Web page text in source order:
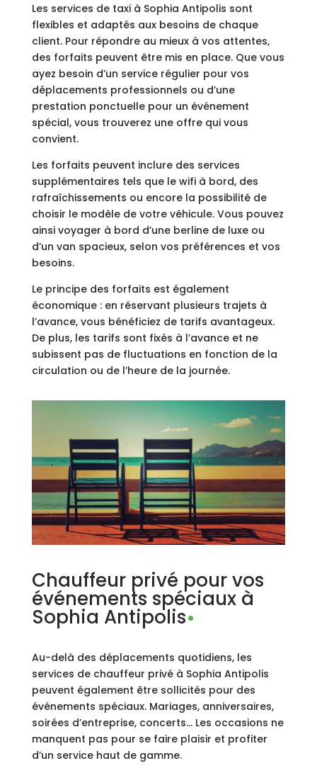
Les services de taxi à Sophia Antipolis sont
flexibles et adaptés aux besoins de chaque
client. Pour répondre au mieux à vos attentes,
des forfaits peuvent être mis en place. Que vous
ayez besoin d’un service régulier pour vos
déplacements professionnels ou d’une
prestation ponctuelle pour un événement
spécial, vous trouverez une offre qui vous
convient.
Les forfaits peuvent inclure des services
supplémentaires tels que le wifi à bord, des
rafraîchissements ou encore la possibilité de
choisir le modèle de votre véhicule. Vous pouvez
ainsi voyager à bord d’une berline de luxe ou
d’un van spacieux, selon vos préférences et vos
besoins.
Le principe des forfaits est également
économique : en réservant plusieurs trajets à
l’avance, vous bénéficiez de tarifs avantageux.
De plus, les tarifs sont fixés à l’avance et ne
subissent pas de fluctuations en fonction de la
circulation ou de l’heure de la journée.
Chauffeur privé pour vos
événements spéciaux à
Sophia Antipolis
Au-delà des déplacements quotidiens, les
services de chauffeur privé à Sophia Antipolis
peuvent également être sollicités pour des
événements spéciaux. Mariages, anniversaires,
soirées d’entreprise, concerts… Les occasions ne
manquent pas pour se faire plaisir et profiter
d’un service haut de gamme.